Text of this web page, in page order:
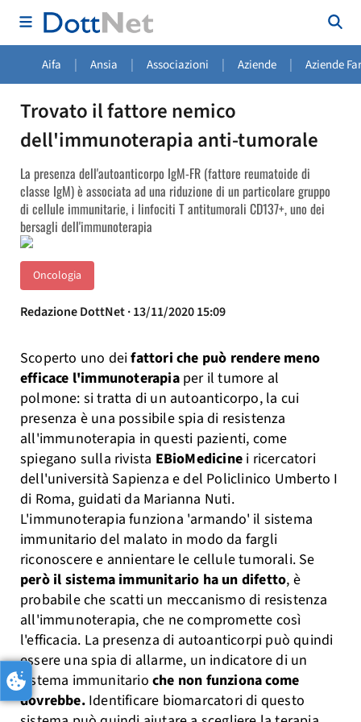
Aifa | Ansia | Associazioni | Aziende | Aziende
Trovato il fattore nemico
dell'immunoterapia anti-tumorale
La presenza dell'autoanticorpo IgM-FR (fattore reumatoide di
classe IgM) è associata ad una riduzione di un particolare gruppo
di cellule immunitarie, i linfociti T antitumorali CD137+, uno dei
bersagli dell'immunoterapia
Oncologia
Redazione DottNet · 13/11/2020 15:09
Scoperto uno deifattori che può rendere meno
efficace l'immunoterapia per il tumore al
polmone: si tratta di un autoanticorpo, la cui
presenza è una possibile spia di resistenza
all'immunoterapia in questi pazienti, come
spiegano sulla rivista EBioMedicine i ricercatori
dell'università Sapienza e del Policlinico Umberto I
di Roma, guidati da Marianna Nuti.
L'immunoterapia funziona 'armando' il sistema
immunitario del malato in modo da fargli
riconoscere e annientare le cellule tumorali. Se
però il sistema immunitario ha un difetto, è
probabile che scatti un meccanismo di resistenza
all'immunoterapia, che ne compromette così
l'efficacia. La presenza di autoanticorpi può quindi
essere una spia di allarme, un indicatore di un
sistema immunitario che non funziona come
dovrebbe.Identificare biomarcatori di questo